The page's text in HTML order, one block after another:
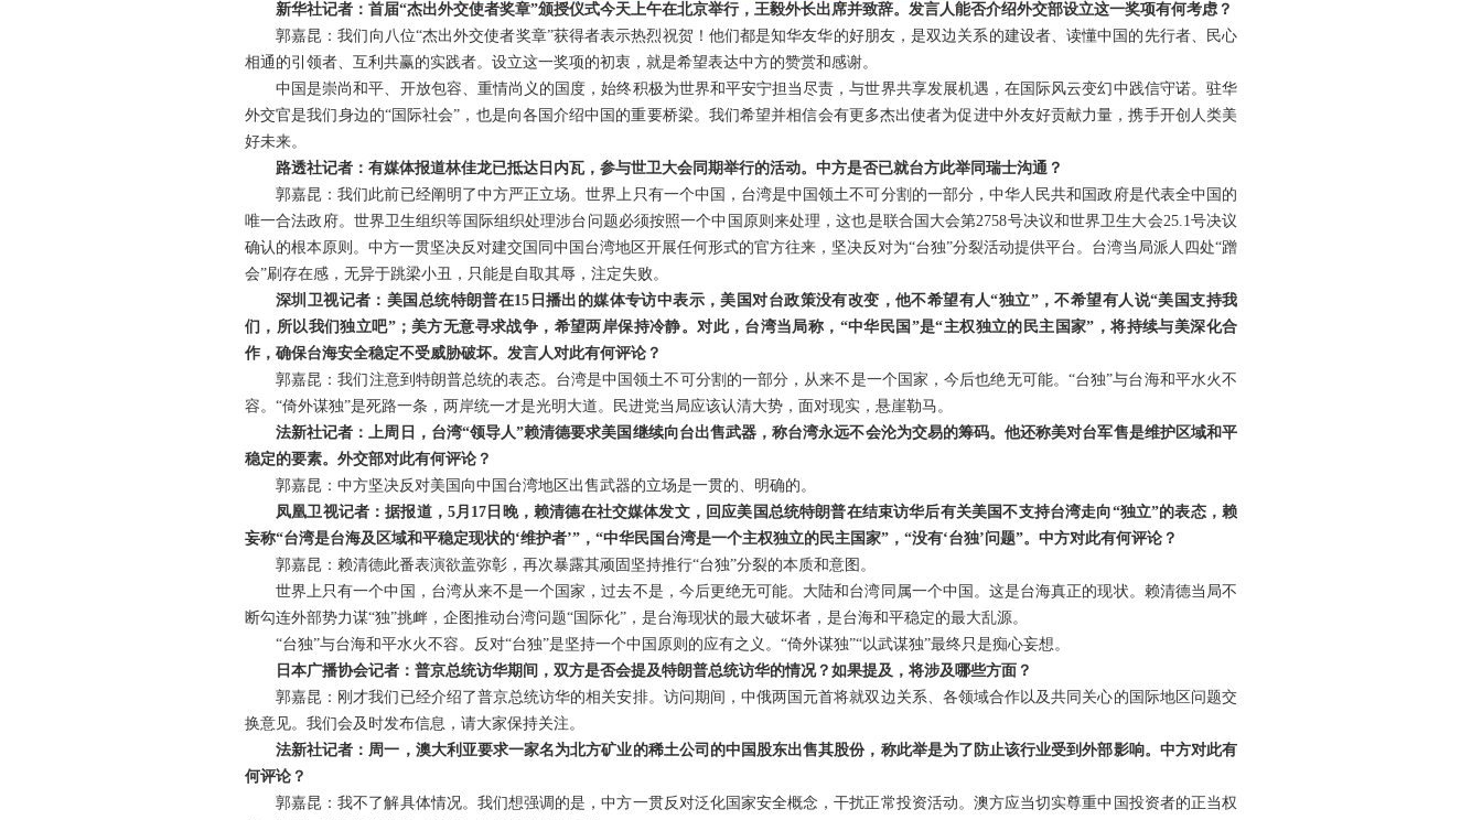
新华社记者：首届“杰出外交使者奖章”颁授仪式今天上午在北京举行，王毅外长出席并致辞。发言人能否介绍外交部设立这一奖项有何考虑？
郭嘉昆：我们向八位“杰出外交使者奖章”获得者表示热烈祝贺！他们都是知华友华的好朋友，是双边关系的建设者、读懂中国的先行者、民心
相通的引领者、互利共赢的实践者。设立这一奖项的初衷，就是希望表达中方的赞赏和感谢。
中国是崇尚和平、开放包容、重情尚义的国度，始终积极为世界和平安宁担当尽责，与世界共享发展机遇，在国际风云变幻中践信守诺。驻华
外交官是我们身边的“国际社会”，也是向各国介绍中国的重要桥梁。我们希望并相信会有更多杰出使者为促进中外友好贡献力量，携手开创人类美
好未来。
路透社记者：有媒体报道林佳龙已抵达日内瓦，参与世卫大会同期举行的活动。中方是否已就台方此举同瑞士沟通？
郭嘉昆：我们此前已经阐明了中方严正立场。世界上只有一个中国，台湾是中国领土不可分割的一部分，中华人民共和国政府是代表全中国的
唯一合法政府。世界卫生组织等国际组织处理涉台问题必须按照一个中国原则来处理，这也是联合国大会第2758号决议和世界卫生大会25.1号决议
确认的根本原则。中方一贯坚决反对建交国同中国台湾地区开展任何形式的官方往来，坚决反对为“台独”分裂活动提供平台。台湾当局派人四处“蹭
会”刷存在感，无异于跳梁小丑，只能是自取其辱，注定失败。
深圳卫视记者：美国总统特朗普在15日播出的媒体专访中表示，美国对台政策没有改变，他不希望有人“独立”，不希望有人说“美国支持我
们，所以我们独立吧”；美方无意寻求战争，希望两岸保持冷静。对此，台湾当局称，“中华民国”是“主权独立的民主国家”，将持续与美深化合
作，确保台海安全稳定不受威胁破坏。发言人对此有何评论？
郭嘉昆：我们注意到特朗普总统的表态。台湾是中国领土不可分割的一部分，从来不是一个国家，今后也绝无可能。“台独”与台海和平水火不
容。“倚外谋独”是死路一条，两岸统一才是光明大道。民进党当局应该认清大势，面对现实，悬崖勒马。
法新社记者：上周日，台湾“领导人”赖清德要求美国继续向台出售武器，称台湾永远不会沦为交易的筹码。他还称美对台军售是维护区域和平
稳定的要素。外交部对此有何评论？
郭嘉昆：中方坚决反对美国向中国台湾地区出售武器的立场是一贯的、明确的。
凤凰卫视记者：据报道，5月17日晚，赖清德在社交媒体发文，回应美国总统特朗普在结束访华后有关美国不支持台湾走向“独立”的表态，赖
妄称“台湾是台海及区域和平稳定现状的‘维护者’”，“中华民国台湾是一个主权独立的民主国家”，“没有‘台独’问题”。中方对此有何评论？
郭嘉昆：赖清德此番表演欲盖弥彰，再次暴露其顽固坚持推行“台独”分裂的本质和意图。
世界上只有一个中国，台湾从来不是一个国家，过去不是，今后更绝无可能。大陆和台湾同属一个中国。这是台海真正的现状。赖清德当局不
断勾连外部势力谋“独”挑衅，企图推动台湾问题“国际化”，是台海现状的最大破坏者，是台海和平稳定的最大乱源。
“台独”与台海和平水火不容。反对“台独”是坚持一个中国原则的应有之义。“倚外谋独”“以武谋独”最终只是痴心妄想。
日本广播协会记者：普京总统访华期间，双方是否会提及特朗普总统访华的情况？如果提及，将涉及哪些方面？
郭嘉昆：刚才我们已经介绍了普京总统访华的相关安排。访问期间，中俄两国元首将就双边关系、各领域合作以及共同关心的国际地区问题交
换意见。我们会及时发布信息，请大家保持关注。
法新社记者：周一，澳大利亚要求一家名为北方矿业的稀土公司的中国股东出售其股份，称此举是为了防止该行业受到外部影响。中方对此有
何评论？
郭嘉昆：我不了解具体情况。我们想强调的是，中方一贯反对泛化国家安全概念，干扰正常投资活动。澳方应当切实尊重中国投资者的正当权